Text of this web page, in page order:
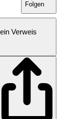
Folgen
Verweis